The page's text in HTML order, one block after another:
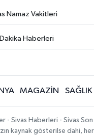
Namaz Vakitleri
Haberleri
MAGAZİN SAĞLIK
- Sivas Haberleri - Sivas
kaynak gösterilse dahi,